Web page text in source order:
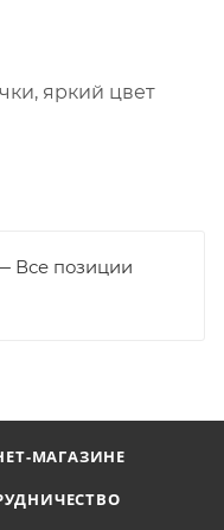
яркий цвет
Все позиции
МАГАЗИНЕ